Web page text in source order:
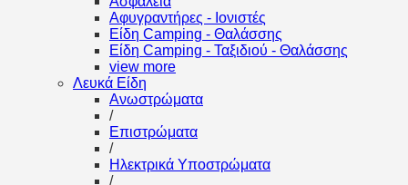
Αφυγραντήρες - Ιονιστές
Είδη Camping - Θαλάσσης
Είδη Camping - Ταξιδιού - Θαλάσσης
view more
Λευκά Είδη
Ανωστρώματα
/
Επιστρώματα
/
Ηλεκτρικά Υποστρώματα
/